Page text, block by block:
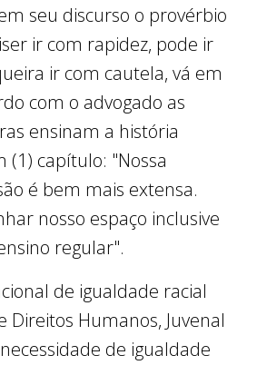
seu discurso o provérbio
ir com rapidez, pode ir
ir com cautela, vá em
com o advogado as
ensinam a história
(1) capítulo: "Nossa
é bem mais extensa.
nosso espaço inclusive
regular".
de igualdade racial
Direitos Humanos, Juvenal
de igualdade